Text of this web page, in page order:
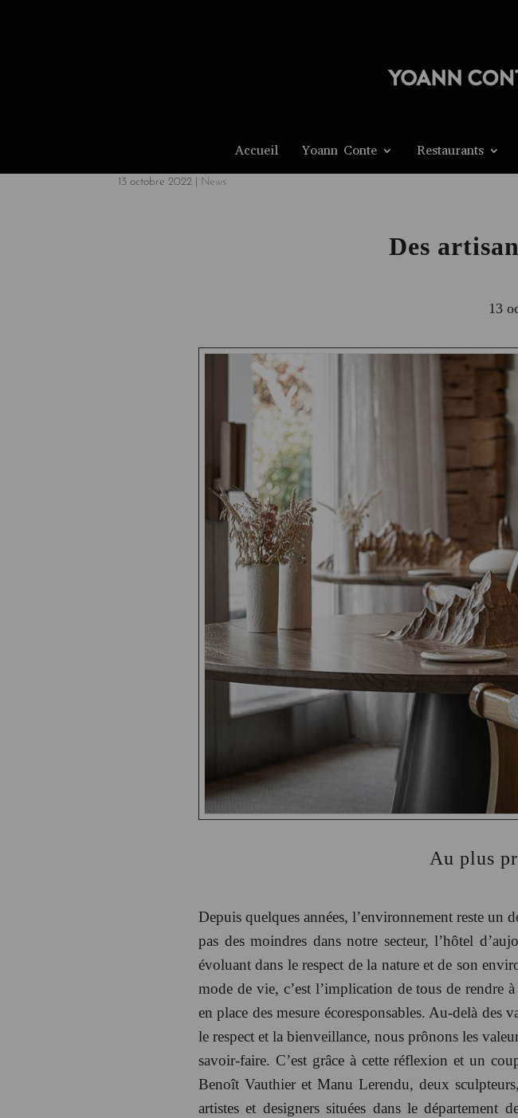
Accueil Yoann Conte Restaurants
13 octobre 2022| News
Des
13
Au plus
Depuis quelques années, l’environnement reste un
pas des moindres dans notre secteur, l’hôtel
évoluant dans le respect de la nature et de son
mode de vie, c’est l’implication de tous de rendre
en place des mesure écoresponsables. Au-delà des
le respect et la bienveillance, nous prônons les
savoir-faire. C’est grâce à cette réflexion et un
Benoît Vauthier et Manu Lerendu, deux
artistes et designers situées dans le département